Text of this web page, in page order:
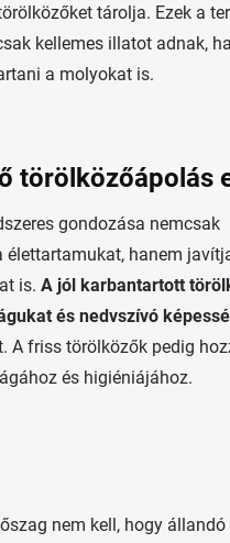
tárolja. Ezek a
kellemes illatot adnak,
a molyokat is.
törölközőápolás
gondozása nemcsak
élettartamukat, hanem
is. A jól karbantartott
és nedvszívó
A friss törölközők pedig
és higiéniájához.
nem kell, hogy